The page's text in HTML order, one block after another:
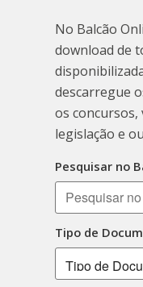
No Balcão
download de
descarregue
os concursos,
legislação e
Pesquisar no
Tipo de